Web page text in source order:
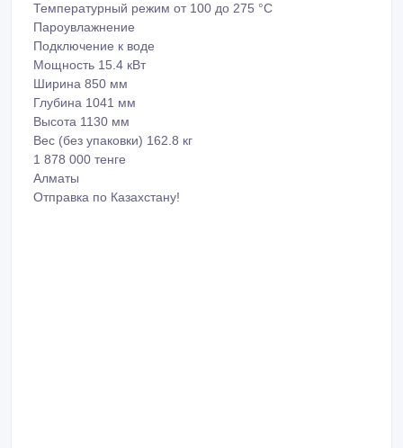
Температурный режим от 100 до 275 °С
Пароувлажнение
Подключение к воде
Мощность 15.4 кВт
Ширина 850 мм
Глубина 1041 мм
Высота 1130 мм
Вес (без упаковки) 162.8 кг
1 878 000 тенге
Алматы
Отправка по Казахстану!